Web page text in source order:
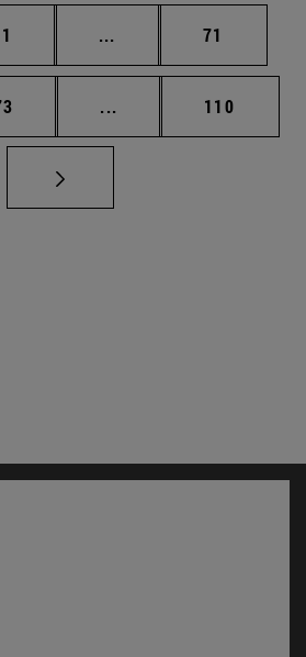
Página
1 ... Páginas intermedias
Página
71
... Páginas intermedias
Página
110